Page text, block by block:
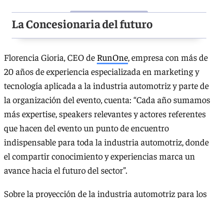
La Concesionaria del futuro
Florencia Gioria, CEO de RunOne, empresa con más de
20 años de experiencia especializada en marketing y
tecnología aplicada a la industria automotriz y parte de
la organización del evento, cuenta: “Cada año sumamos
más expertise, speakers relevantes y actores referentes
que hacen del evento un punto de encuentro
indispensable para toda la industria automotriz, donde
el compartir conocimiento y experiencias marca un
avance hacia el futuro del sector”.
Sobre la proyección de la industria automotriz para los